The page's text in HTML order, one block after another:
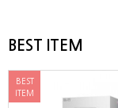
BEST ITEM
BEST
ITEM